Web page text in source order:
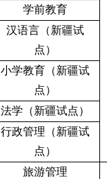
学前教育
汉语言（新疆试
点）
小学教育（新疆试
点）
法学（新疆试点）
行政管理（新疆试
点）
旅游管理